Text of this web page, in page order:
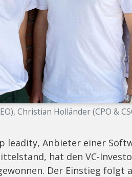
Christian Holländer (CPO &
leadity, Anbieter einer
hat den VC-
Der Einstieg folgt